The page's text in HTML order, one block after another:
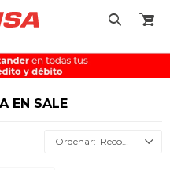
EN SALE
Recomendados